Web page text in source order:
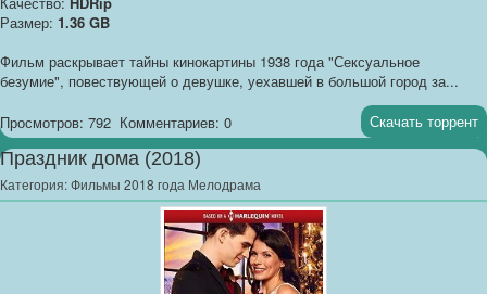
Размер: 1.36 GB
Фильм раскрывает тайны кинокартины 1938 года "Сексуальное
безумие", повествующей о девушке, уехавшей в большой город за...
Просмотров: 792 Комментариев: 0 Скачать торрент
Праздник дома (2018)
Категория:Фильмы 2018 года Мелодрама